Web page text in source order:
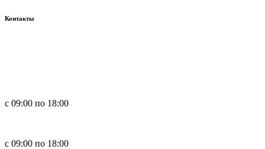
Контакты
с 09:00 по 18:00
с 09:00 по 18:00